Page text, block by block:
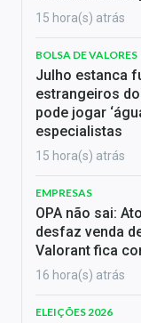
15 hora(s) atrás
BOLSA DE VALORES
Julho estanca
estrangeiros
pode jogar
especialistas
15 hora(s) atrás
EMPRESAS
OPA não sai:
desfaz venda
Valorant fica
16 hora(s) atrás
ELEIÇÕES 2026